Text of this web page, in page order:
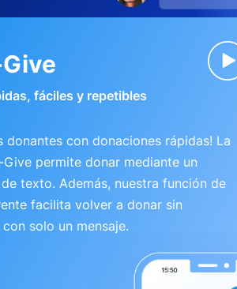
fáciles y repetibles
donantes con donaciones rápidas! La
permite donar mediante un
texto. Además, nuestra función de
facilita volver a donar sin
solo un mensaje.